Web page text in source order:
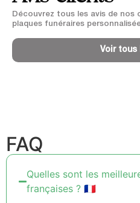
Découvrez tous les avis de nos
plaques funéraires
Voir tous
FAQ
Quelles sont les
françaises ? 🇫🇷